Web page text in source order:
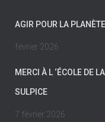
AGIR POUR LA
février 2026
MERCI À L ‘ÉCOLE DE
SULPICE
7 février 2026